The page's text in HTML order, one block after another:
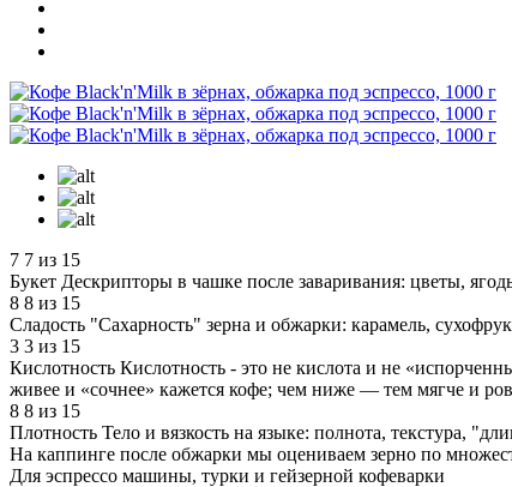
7 7 из 15
Букет Дескрипторы в чашке после заваривания: цветы,
8 8 из 15
Сладость "Сахарность" зерна и обжарки: карамель,
3 3 из 15
Кислотность Кислотность - это не кислота и не
живее и «сочнее» кажется кофе; чем ниже — тем мягче и
8 8 из 15
Плотность Тело и вязкость на языке: полнота, текстура,
На каппинге после обжарки мы оцениваем зерно по
Для эспрессо машины, турки и гейзерной кофеварки